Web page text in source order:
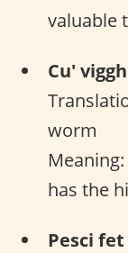
valuable
Cu'
worm
has the
Pesci